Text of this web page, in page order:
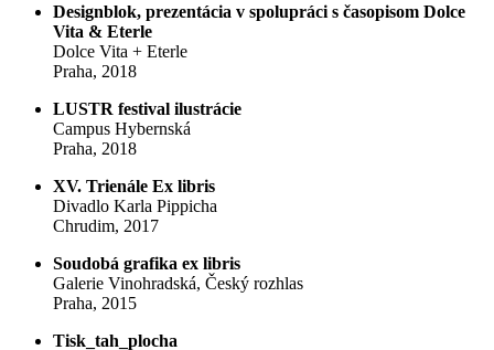
Designblok, prezentácia v spolupráci s časopisom Dolce
Vita & Eterle
Dolce Vita + Eterle
Praha, 2018
LUSTR festival ilustrácie
Campus Hybernská
Praha, 2018
XV. Trienále Ex libris
Divadlo Karla Pippicha
Chrudim, 2017
Soudobá grafika ex libris
Galerie Vinohradská, Český rozhlas
Praha, 2015
Tisk_tah_plocha